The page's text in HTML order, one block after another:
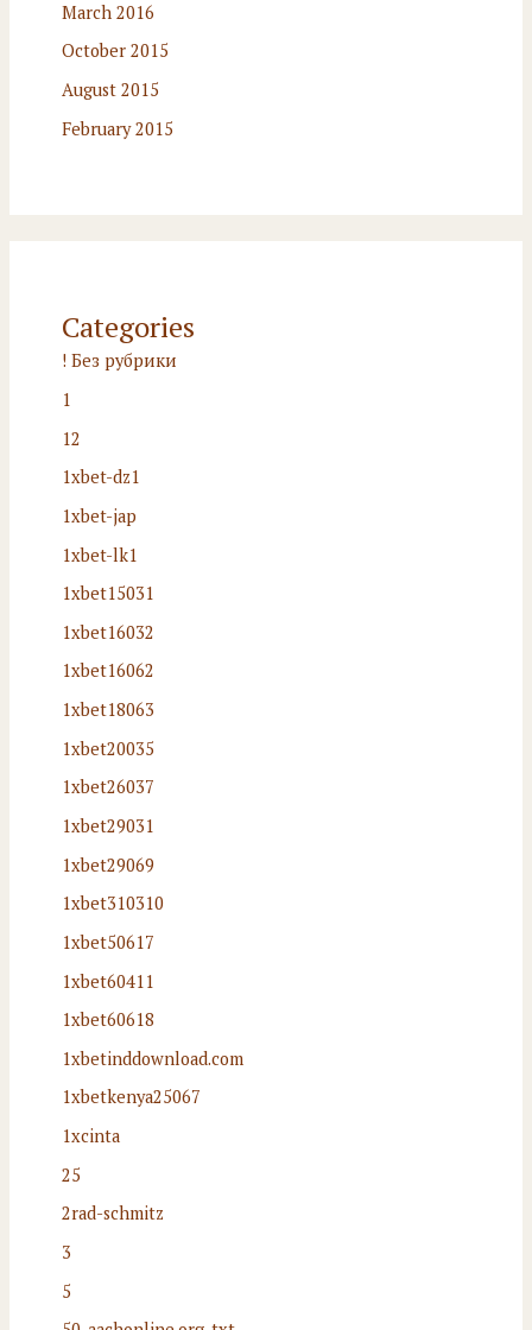
March 2016
October 2015
August 2015
February 2015
Categories
! Без рубрики
1
12
1xbet-dz1
1xbet-jap
1xbet-lk1
1xbet15031
1xbet16032
1xbet16062
1xbet18063
1xbet20035
1xbet26037
1xbet29031
1xbet29069
1xbet310310
1xbet50617
1xbet60411
1xbet60618
1xbetinddownload.com
1xbetkenya25067
1xcinta
25
2rad-schmitz
3
5